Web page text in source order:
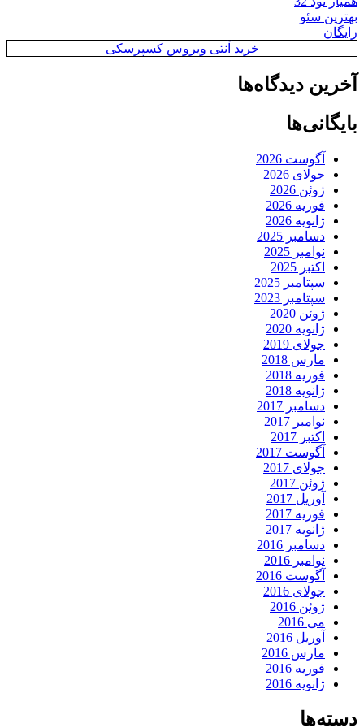
بهترین سئو
رایگان
خرید آنتی ویروس کسپرسکی
آخرین دیدگاه‌ها
بایگانی‌ها
آگوست 2026
جولای 2026
ژوئن 2026
فوریه 2026
ژانویه 2026
دسامبر 2025
نوامبر 2025
اکتبر 2025
سپتامبر 2025
سپتامبر 2023
ژوئن 2020
ژانویه 2020
جولای 2019
مارس 2018
فوریه 2018
ژانویه 2018
دسامبر 2017
نوامبر 2017
اکتبر 2017
آگوست 2017
جولای 2017
ژوئن 2017
آوریل 2017
فوریه 2017
ژانویه 2017
دسامبر 2016
نوامبر 2016
آگوست 2016
جولای 2016
ژوئن 2016
می 2016
آوریل 2016
مارس 2016
فوریه 2016
ژانویه 2016
دسته‌ها